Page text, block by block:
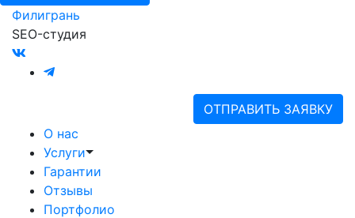
Филигрань
SEO-студия
ОТПРАВИТЬ ЗАЯВКУ
О нас
Услуги
Гарантии
Отзывы
Портфолио